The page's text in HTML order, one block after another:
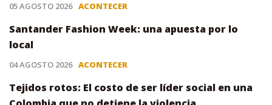
05 AGOSTO 2026 ACONTECER
Santander Fashion Week: una apuesta por lo
local
04 AGOSTO 2026 ACONTECER
Tejidos rotos: El costo de ser líder social en una